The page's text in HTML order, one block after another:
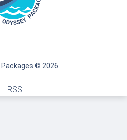
Packages © 2026
RSS